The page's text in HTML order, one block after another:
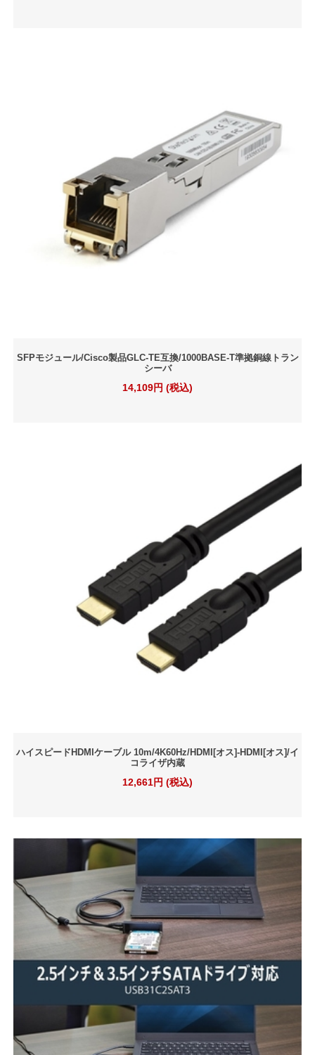
SFPモジュール/Cisco製品GLC-TE互換/1000BASE-T準拠銅線トラン
シーバ
14,109円 (税込)
ハイスピードHDMIケーブル 10m/4K60Hz/HDMI[オス]-HDMI[オス]/イ
コライザ内蔵
12,661円 (税込)